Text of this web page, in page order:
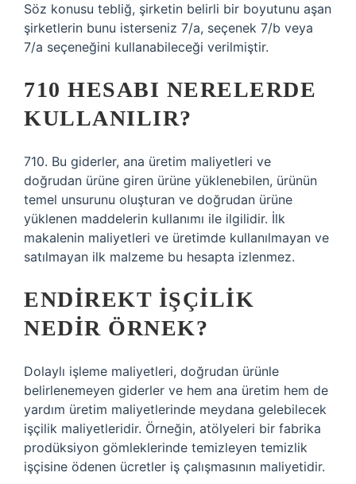
Söz konusu tebliğ, şirketin belirli bir boyutunu aşan
şirketlerin bunu isterseniz 7/a, seçenek 7/b veya
7/a seçeneğini kullanabileceği verilmiştir.
710 HESABI NERELERDE
KULLANILIR?
710. Bu giderler, ana üretim maliyetleri ve
doğrudan ürüne giren ürüne yüklenebilen, ürünün
temel unsurunu oluşturan ve doğrudan ürüne
yüklenen maddelerin kullanımı ile ilgilidir. İlk
makalenin maliyetleri ve üretimde kullanılmayan ve
satılmayan ilk malzeme bu hesapta izlenmez.
ENDIREKT IŞÇILIK
NEDIR ÖRNEK?
Dolaylı işleme maliyetleri, doğrudan ürünle
belirlenemeyen giderler ve hem ana üretim hem de
yardım üretim maliyetlerinde meydana gelebilecek
işçilik maliyetleridir. Örneğin, atölyeleri bir fabrika
prodüksiyon gömleklerinde temizleyen temizlik
işçisine ödenen ücretler iş çalışmasının maliyetidir.